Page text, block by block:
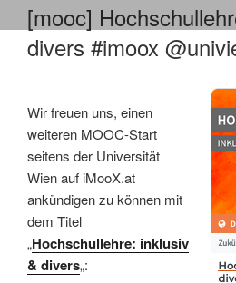
[mooc]
divers #imoox
Wir freuen uns, einen
weiteren MOOC-Start
seitens der Universität
Wien auf iMooX.at
ankündigen zu können mit
dem Titel
„Hochschullehre: inklusiv
& divers„: